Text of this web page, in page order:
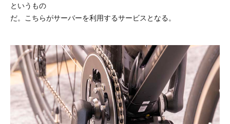
というもの
だ。こちらがサーバーを利用するサービスとなる。